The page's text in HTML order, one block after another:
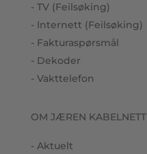
- TV (Feilsøking)
- Internett (Feilsøking)
- Fakturaspørsmål
- Dekoder
- Vakttelefon
OM JÆREN KABELNETT
- Aktuelt